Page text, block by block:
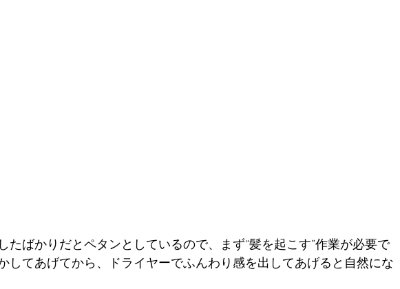
たばかりだとペタンとしているので、まず“髪を起こす”作業が必要で
してあげてから、ドライヤーでふんわり感を出してあげると自然にな